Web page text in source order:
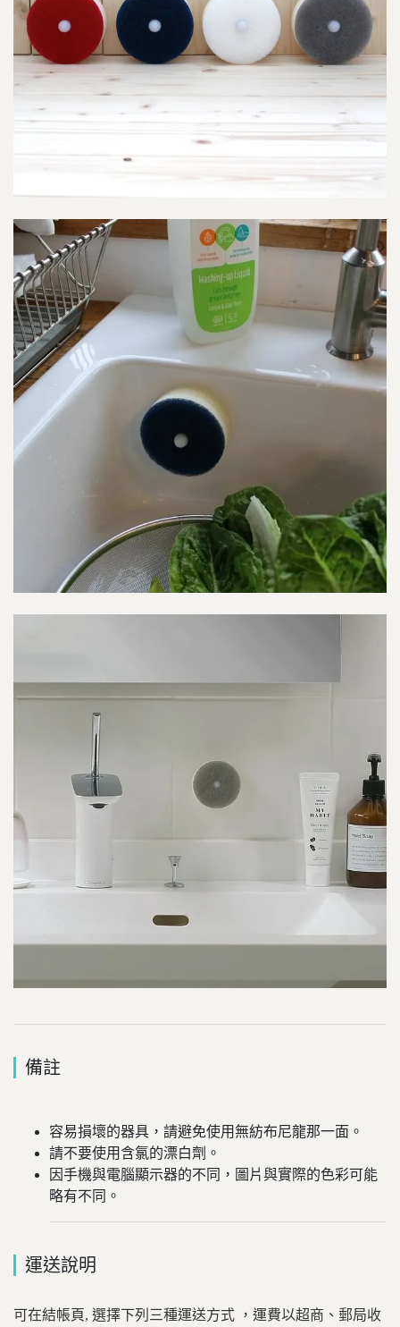
備註
容易損壞的器具，請避免使用無紡布尼龍那一面。
請不要使用含氯的漂白劑。
因手機與電腦顯示器的不同，圖片與實際的色彩可能
略有不同。
運送說明
可在結帳頁, 選擇下列三種運送方式 ，運費以超商、郵局收